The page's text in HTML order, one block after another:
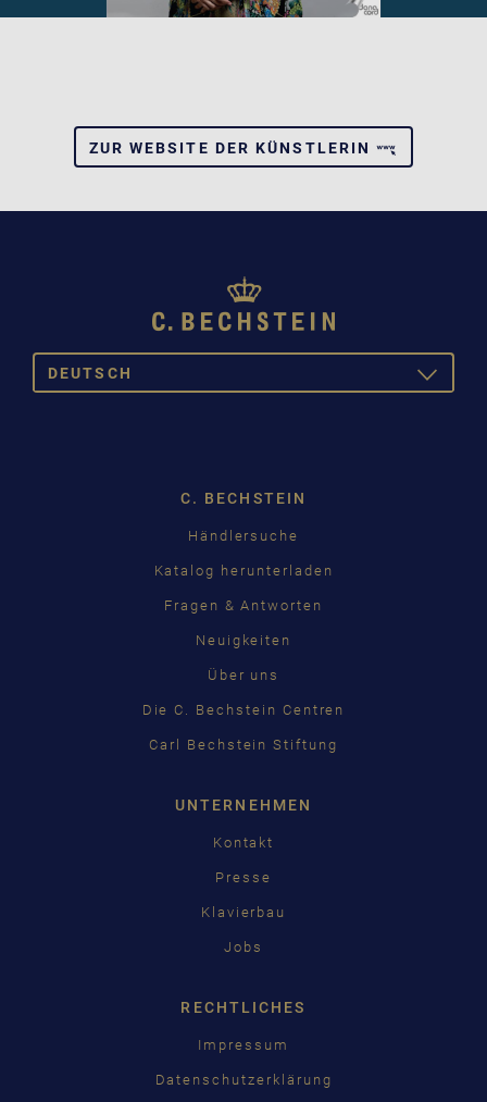
ZUR WEBSITE DER KÜNSTLERIN
DEUTSCH
TOGGLE
C. BECHSTEIN
Händlersuche
Katalog herunterladen
Fragen & Antworten
Neuigkeiten
Über uns
Die C. Bechstein Centren
Carl Bechstein Stiftung
UNTERNEHMEN
Kontakt
Presse
Klavierbau
Jobs
RECHTLICHES
Impressum
Datenschutzerklärung